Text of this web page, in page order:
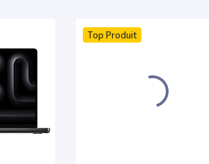
Top Produit